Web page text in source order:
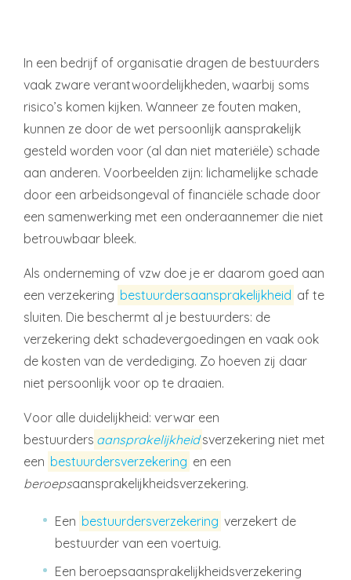
In een bedrijf of organisatie dragen de bestuurders
vaak zware verantwoordelijkheden, waarbij soms
risico’s komen kijken. Wanneer ze fouten maken,
kunnen ze door de wet persoonlijk aansprakelijk
gesteld worden voor (al dan niet materiële) schade
aan anderen. Voorbeelden zijn: lichamelijke schade
door een arbeidsongeval of financiële schade door
een samenwerking met een onderaannemer die niet
betrouwbaar bleek.
Als onderneming of vzw doe je er daarom goed aan
een verzekering bestuurdersaansprakelijkheid af te
sluiten. Die beschermt al je bestuurders: de
verzekering dekt schadevergoedingen en vaak ook
de kosten van de verdediging. Zo hoeven zij daar
niet persoonlijk voor op te draaien.
Voor alle duidelijkheid: verwar een
bestuurders aansprakelijkheidsverzekering niet met
een bestuurdersverzekering en een
beroepsaansprakelijkheidsverzekering.
Een bestuurdersverzekering verzekert de
bestuurder van een voertuig.
Een beroepsaansprakelijkheidsverzekering